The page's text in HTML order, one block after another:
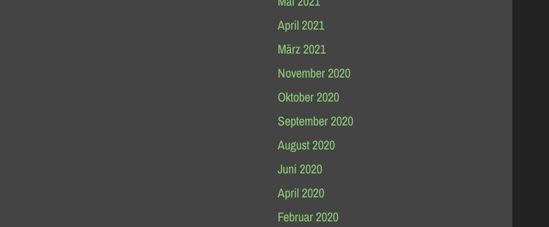
April 2021
März 2021
November 2020
Oktober 2020
September 2020
August 2020
Juni 2020
April 2020
Februar 2020